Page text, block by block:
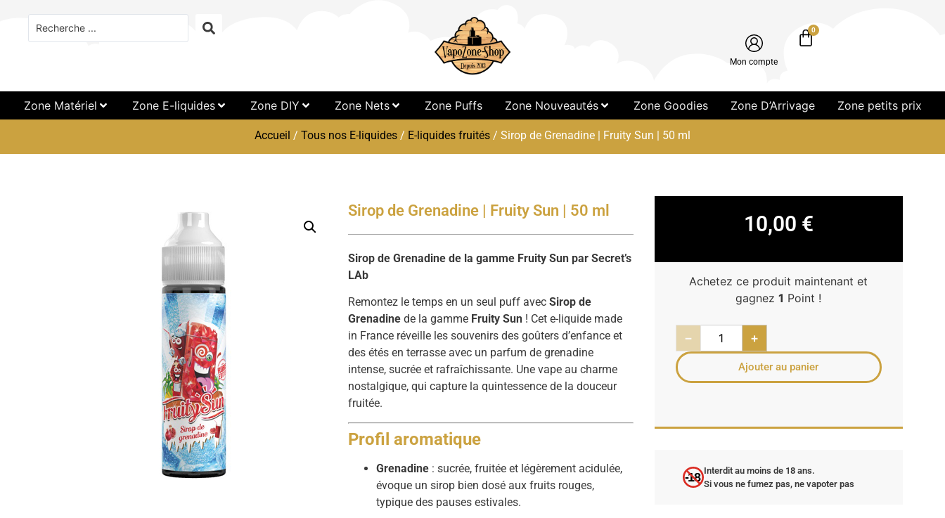
Mon compte
0
Zone Matériel Zone E-liquides Zone DIY Zone Nets Zone Puffs Zone Nouveautés Zone Goodies Zone D’Arrivage Zone petits prix
Accueil / Tous nos E-liquides / E-liquides fruités / Sirop de Grenadine | Fruity Sun | 50 ml
Sirop de Grenadine | Fruity Sun | 50 ml
Sirop de Grenadine de la gamme Fruity Sun par Secret’s
LAb
Remontez le temps en un seul puff avecSirop de
Grenadine de la gamme Fruity Sun ! Cet e-liquide made
in France réveille les souvenirs des goûters d’enfance et
des étés en terrasse avec un parfum de grenadine
intense, sucrée et rafraîchissante. Une vape au charme
nostalgique, qui capture la quintessence de la douceur
fruitée.
Profil aromatique
Grenadine : sucrée, fruitée et légèrement acidulée,
évoque un sirop bien dosé aux fruits rouges,
typique des pauses estivales.
10,00 €
Achetez ce produit maintenant et
gagnez1 Point !
− +
Ajouter au panier
-18 Interdit au moins de 18 ans.
Si vous ne fumez pas, ne vapoter pas